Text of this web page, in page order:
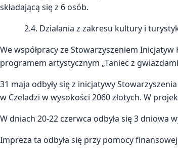
składającą się z 6 osób.
2.4. Działania z zakresu kultury i
We współpracy ze Stowarzyszeniem
programem artystycznym „Taniec z
31 maja odbyły się z inicjatywy
w Czeladzi w wysokości 2060 złotych. W
W dniach 20-22 czerwca odbyła się 3 dniowa
Impreza ta odbyła się przy pomocy